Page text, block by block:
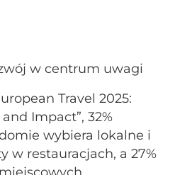
w centrum uwagi
Travel 2025:
Impact”, 32%
wybiera lokalne i
w restauracjach, a 27%